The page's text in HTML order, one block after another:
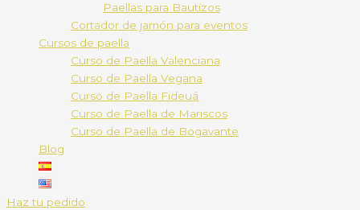
Paellas para Bautizos
Cortador de jamón para eventos
Cursos de paella
Curso de Paella Valenciana
Curso de Paella Vegana
Curso de Paella Fideuá
Curso de Paella de Mariscos
Curso de Paella de Bogavante
Blog
Haz tu pedido